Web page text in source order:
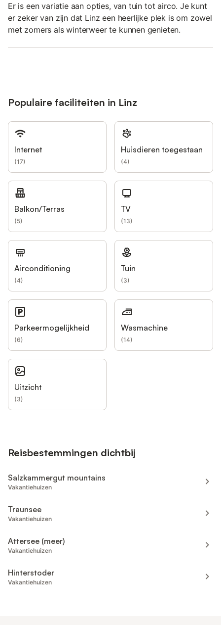
Er is een variatie aan opties, van tuin tot airco. Je kunt
er zeker van zijn dat Linz een heerlijke plek is om zowel
met zomers als winterweer te kunnen genieten.
Populaire faciliteiten in Linz
Internet
(17)
Huisdieren toegestaan
(4)
Balkon/Terras
(5)
TV
(13)
Airconditioning
(4)
Tuin
(3)
Parkeermogelijkheid
(6)
Wasmachine
(14)
Uitzicht
(3)
Reisbestemmingen dichtbij
Salzkammergut mountains
Vakantiehuizen
Traunsee
Vakantiehuizen
Attersee (meer)
Vakantiehuizen
Hinterstoder
Vakantiehuizen